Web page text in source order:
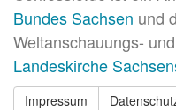
Bundes Sachsen und
Weltanschauungs-
Landeskirche
Impressum